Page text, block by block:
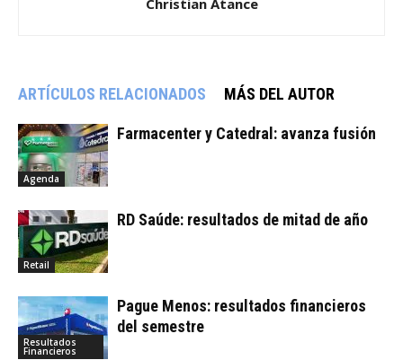
ARTÍCULOS RELACIONADOS MÁS DEL AUTOR
Agenda
Farmacenter y Catedral: avanza fusión
Retail
RD Saúde: resultados de mitad de año
Resultados
Financieros
Pague Menos: resultados financieros
del semestre